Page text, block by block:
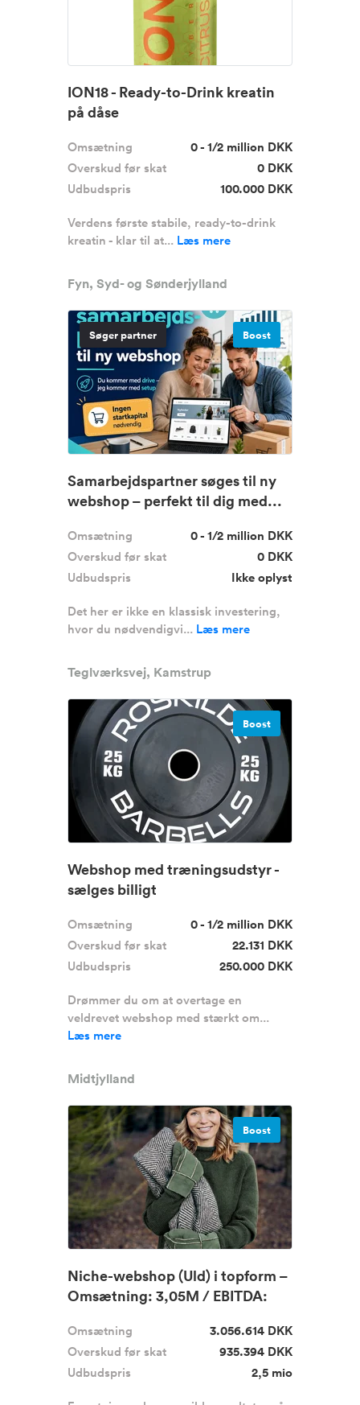
ION18 - Ready-to-Drink kreatin
på dåse
Omsætning
0 - 1/2 million DKK
Overskud før skat
0 DKK
Udbudspris
100.000 DKK
Verdens første stabile, ready-to-drink
kreatin - klar til at... Læs mere
Fyn, Syd- og Sønderjylland
Søger partner Boost
Samarbejdspartner søges til ny
webshop – perfekt til dig med...
Omsætning
0 - 1/2 million DKK
Overskud før skat
0 DKK
Udbudspris
Ikke oplyst
Det her er ikke en klassisk investering,
hvor du nødvendigvi... Læs mere
Teglværksvej, Kamstrup
Boost
Webshop med træningsudstyr -
sælges billigt
Omsætning
0 - 1/2 million DKK
Overskud før skat
22.131 DKK
Udbudspris
250.000 DKK
Drømmer du om at overtage en
veldrevet webshop med stærkt om...
Læs mere
Midtjylland
Boost
Niche-webshop (Uld) i topform –
Omsætning: 3,05M / EBITDA:
Omsætning
3.056.614 DKK
Overskud før skat
935.394 DKK
Udbudspris
2,5 mio